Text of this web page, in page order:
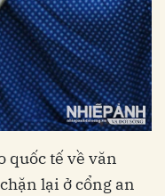
quốc tế về văn
lại ở cổng an